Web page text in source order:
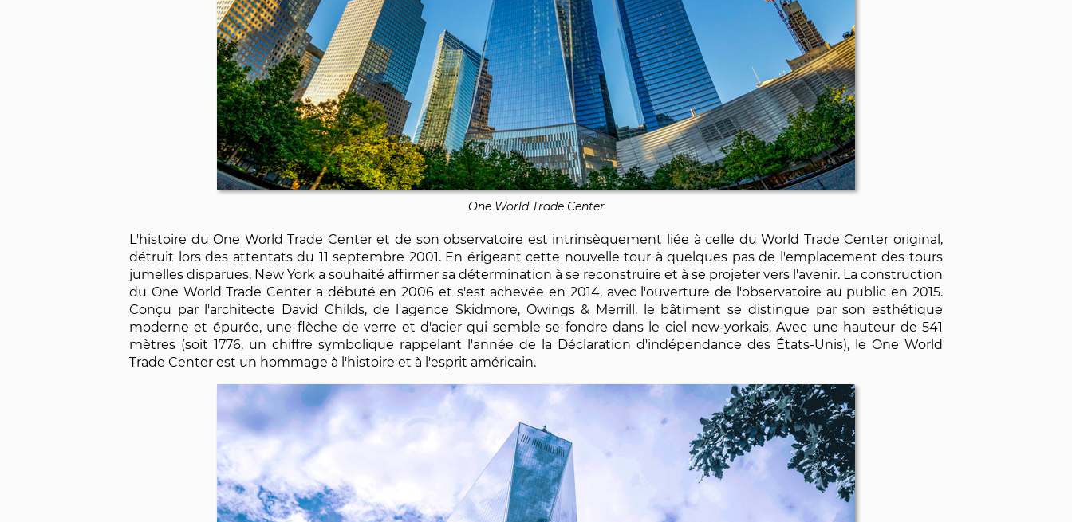
One World Trade Center
L'histoire du One World Trade Center et de son observatoire est intrinsèquement liée à celle du World Trade Center original,
détruit lors des attentats du 11 septembre 2001. En érigeant cette nouvelle tour à quelques pas de l'emplacement des tours
jumelles disparues, New York a souhaité affirmer sa détermination à se reconstruire et à se projeter vers l'avenir. La construction
du One World Trade Center a débuté en 2006 et s'est achevée en 2014, avec l'ouverture de l'observatoire au public en 2015.
Conçu par l'architecte David Childs, de l'agence Skidmore, Owings & Merrill, le bâtiment se distingue par son esthétique
moderne et épurée, une flèche de verre et d'acier qui semble se fondre dans le ciel new-yorkais. Avec une hauteur de 541
mètres (soit 1776, un chiffre symbolique rappelant l'année de la Déclaration d'indépendance des États-Unis), le One World
Trade Center est un hommage à l'histoire et à l'esprit américain.